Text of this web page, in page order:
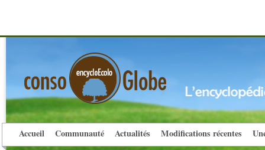
Accueil Communauté Actualités Modifications récentes